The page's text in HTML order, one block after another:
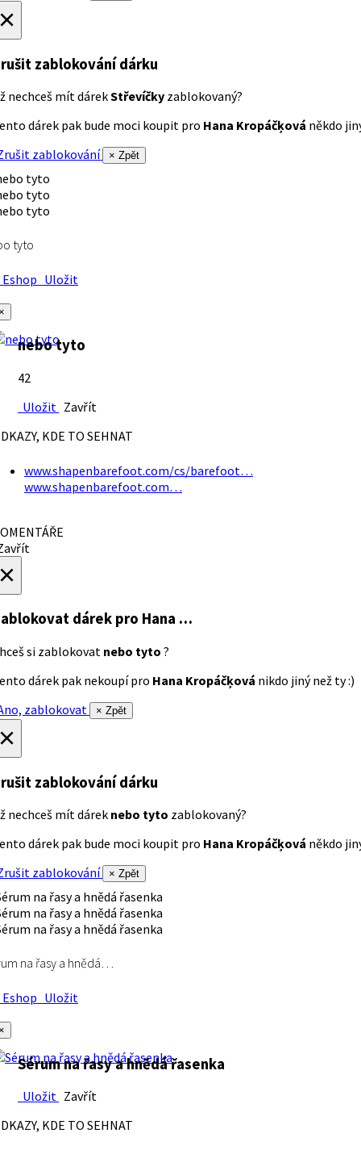
zablokování dárku
nechceš mít dárekStřevíčky zablokovaný?
dárek pak bude moci koupit pro Hana Kropáčķová někdo
zablokování
× Zpět
tyto
Uložit
nebo tyto
42
Uložit Zavřít
KDE TO SEHNAT
www.shapenbarefoot.com/cs/barefoot…
www.shapenbarefoot.com…
dárek pro Hana …
si zablokovat nebo tyto ?
dárek pak nekoupí pro Hana Kropáčķová nikdo jiný než ty :)
zablokovat
× Zpět
zablokování dárku
nechceš mít dárek nebo tyto zablokovaný?
dárek pak bude moci koupit pro Hana Kropáčķová někdo
zablokování
× Zpět
na řasy a hnědá…
Uložit
Sérum na řasy a hnědá řasenka
Uložit Zavřít
KDE TO SEHNAT